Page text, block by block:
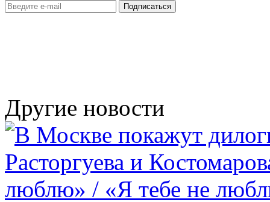
Другие новости